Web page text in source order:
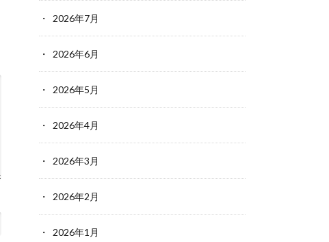
2026年7月
2026年6月
2026年5月
2026年4月
2026年3月
2026年2月
2026年1月